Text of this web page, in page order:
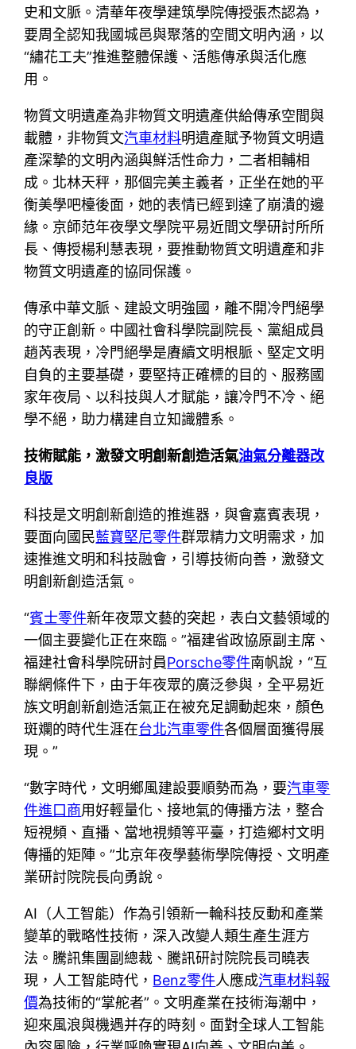
史和文脈。清華年夜學建筑學院傳授張杰認為，
要周全認知我國城邑與聚落的空間文明內涵，以
“繡花工夫”推進整體保護、活態傳承與活化應
用。
物質文明遺產為非物質文明遺產供給傳承空間與
載體，非物質文汽車材料明遺產賦予物質文明遺
產深摯的文明內涵與鮮活性命力，二者相輔相
成。北林天秤，那個完美主義者，正坐在她的平
衡美學吧檯後面，她的表情已經到達了崩潰的邊
緣。京師范年夜學文學院平易近間文學研討所所
長、傳授楊利慧表現，要推動物質文明遺產和非
物質文明遺產的協同保護。
傳承中華文脈、建設文明強國，離不開冷門絕學
的守正創新。中國社會科學院副院長、黨組成員
趙芮表現，冷門絕學是賡續文明根脈、堅定文明
自負的主要基礎，要堅持正確標的目的、服務國
家年夜局、以科技與人才賦能，讓冷門不冷、絕
學不絕，助力構建自立知識體系。
技術賦能，激發文明創新創造活氣油氣分離器改
良版
科技是文明創新創造的推進器，與會嘉賓表現，
要面向國民藍寶堅尼零件群眾精力文明需求，加
速推進文明和科技融會，引導技術向善，激發文
明創新創造活氣。
“賓士零件新年夜眾文藝的突起，表白文藝領域的
一個主要變化正在來臨。”福建省政協原副主席、
福建社會科學院研討員Porsche零件南帆說，“互
聯網條件下，由于年夜眾的廣泛參與，全平易近
族文明創新創造活氣正在被充足調動起來，顏色
斑斕的時代生涯在台北汽車零件各個層面獲得展
現。”
“數字時代，文明鄉風建設要順勢而為，要汽車零
件進口商用好輕量化、接地氣的傳播方法，整合
短視頻、直播、當地視頻等平臺，打造鄉村文明
傳播的矩陣。”北京年夜學藝術學院傳授、文明產
業研討院院長向勇說。
AI（人工智能）作為引領新一輪科技反動和產業
變革的戰略性技術，深入改變人類生產生涯方
法。騰訊集團副總裁、騰訊研討院院長司曉表
現，人工智能時代， Benz零件人應成汽車材料報
價為技術的“掌舵者”。文明產業在技術海潮中，
迎來風浪與機遇并存的時刻。面對全球人工智能